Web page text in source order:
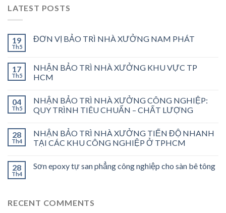
LATEST POSTS
19
Th5
ĐƠN VỊ BẢO TRÌ NHÀ XƯỞNG NAM PHÁT
17
Th5
NHẬN BẢO TRÌ NHÀ XƯỞNG KHU VỰC TP
HCM
04
Th5
NHẬN BẢO TRÌ NHÀ XƯỞNG CÔNG NGHIỆP:
QUY TRÌNH TIÊU CHUẨN – CHẤT LƯỢNG
28
Th4
NHẬN BẢO TRÌ NHÀ XƯỞNG TIẾN ĐỘ NHANH
TẠI CÁC KHU CÔNG NGHIỆP Ở TPHCM
28
Th4
Sơn epoxy tự san phẳng công nghiệp cho sàn bê tông
RECENT COMMENTS